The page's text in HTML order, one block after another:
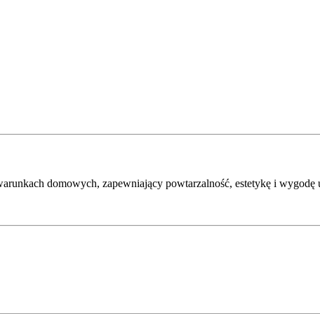
domowych, zapewniający powtarzalność, estetykę i wygodę